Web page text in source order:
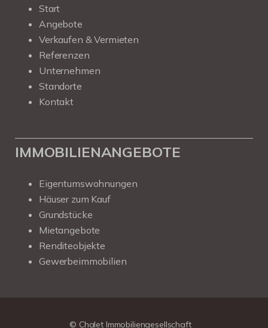
Start
Angebote
Verkaufen & Vermieten
Referenzen
Unternehmen
Standorte
Kontakt
IMMOBILIENANGEBOTE
Eigentumswohnungen
Häuser zum Kauf
Grundstücke
Mietangebote
Renditeobjekte
Gewerbeimmobilien
© Chalet Immobiliengesellschaft
SEHR GUT